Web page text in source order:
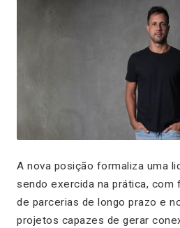
A nova posição formaliza uma
sendo exercida na prática,
de parcerias de longo prazo e
projetos capazes de gerar